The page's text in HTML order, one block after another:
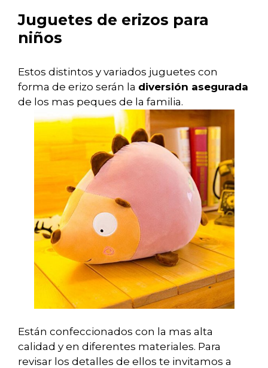
Juguetes de erizos para
niños
Estos distintos y variados juguetes con
forma de erizo serán la diversión asegurada
de los mas peques de la familia.
Están confeccionados con la mas alta
calidad y en diferentes materiales. Para
revisar los detalles de ellos te invitamos a